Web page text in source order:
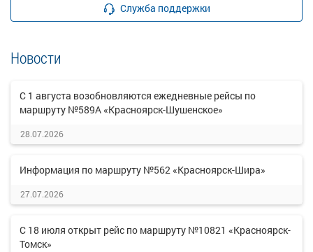
Служба поддержки
Новости
С 1 августа возобновляются ежедневные рейсы по
маршруту №589А «Красноярск-Шушенское»
28.07.2026
Информация по маршруту №562 «Красноярск-Шира»
27.07.2026
С 18 июля открыт рейс по маршруту №10821 «Красноярск-
Томск»